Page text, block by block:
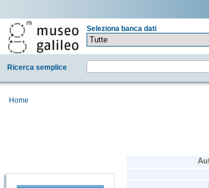
Seleziona banca dati
Ricerca semplice
Home